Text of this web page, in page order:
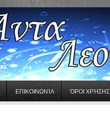
ΕΠΙΚΟΙΝΩΝΊΑ ΌΡΟΙ ΧΡΉΣΗΣ